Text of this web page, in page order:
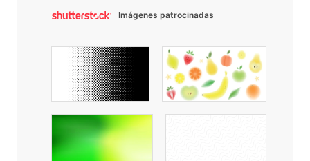
Imágenes patrocinadas